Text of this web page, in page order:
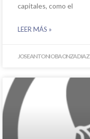
capitales, como el
LEER MÁS »
JOSE ANTONIO BAONZA DIAZ